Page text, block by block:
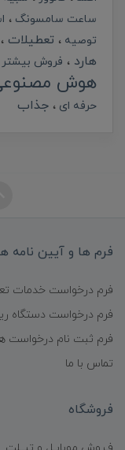
ساعت سامسونگ
توصیه
تعطیلات
هارد فروش بیشتر
هوش
حرفه ای
جذاب
فرم ها و آیین نامه
فرم درخواست خدمات
فرم درخواست دستگاه
فرم ثبت نام درخواست
تماس با ما
فروشگاه